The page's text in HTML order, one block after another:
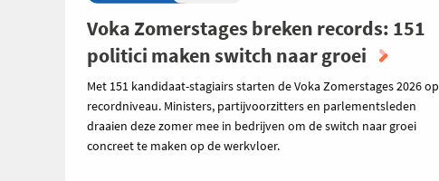
Voka Zomerstages breken records: 151
politici maken switch naar groei
Met 151 kandidaat-stagiairs starten de Voka Zomerstages 2026 op
recordniveau. Ministers, partijvoorzitters en parlementsleden
draaien deze zomer mee in bedrijven om de switch naar groei
concreet te maken op de werkvloer.